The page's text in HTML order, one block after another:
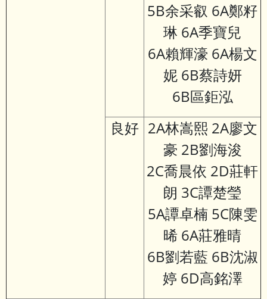
5B余采叡 6A鄭籽
琳 6A季寶兒
6A賴輝濠 6A楊文
妮 6B蔡詩妍
6B區鉅泓
良好 2A林嵩熙 2A廖文
豪 2B劉海浚
2C喬晨依 2D莊軒
朗 3C譚楚瑩
5A譚卓楠 5C陳雯
晞 6A莊雅晴
6B劉若藍 6B沈淑
婷 6D高銘澤